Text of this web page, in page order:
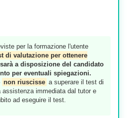
per la formazione l'utente
di valutazione per ottenere
sarà a disposizione del candidato
per eventuali spiegazioni.
non riuscisse a superare il test di
assistenza immediata dal tutor e
ad eseguire il test.